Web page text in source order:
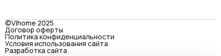
©VIhome 2025
Договор оферты
Политика конфиденциальности
Условия использования сайта
Разработка сайта